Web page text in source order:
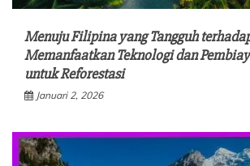
Menuju Filipina yang Tangguh
Memanfaatkan Teknologi dan
untuk Reforestasi
Januari 2, 2026